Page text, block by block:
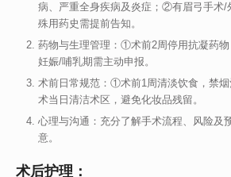
病、严重全身疾病及炎症；②有眉弓手术/
殊用药史需提前告知。
药物与生理管理：①术前2周停用抗凝药
妊娠/哺乳期需主动申报。
术前日常规范：①术前1周清淡饮食，禁
术当日清洁术区，避免化妆品残留。
心理与沟通：充分了解手术流程、风险及
意。
术后护理：